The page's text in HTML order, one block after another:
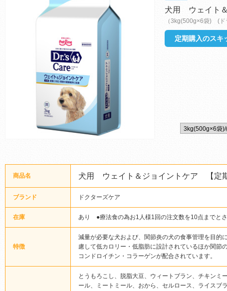
犬用 ウェイト
（3kg(500g×6袋) (ド
定期購入のスキ
商品名 犬用 ウェイト＆ジョイントケア 【定期
ブランド ドクターズケア
在庫 あり ●療法食の為お1人様1回の注文数を10点までとさ
特徴
減量が必要な犬および、関節炎の犬の食事管理を目的
慮して低カロリー・低脂肪に設計されているほか関節
コンドロイチン・コラーゲンが配合されています。
とうもろこし、脱脂大豆、ウィートブラン、チキンミ
ール、ミートミール、おから、セルロース、ライスブ